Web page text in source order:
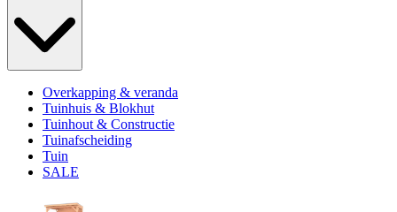
Overkapping & veranda
Tuinhuis & Blokhut
Tuinhout & Constructie
Tuinafscheiding
Tuin
SALE